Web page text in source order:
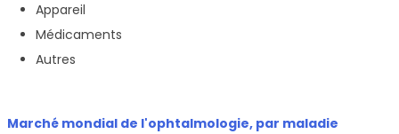
Appareil
Médicaments
Autres
Marché mondial de l'ophtalmologie, par maladie